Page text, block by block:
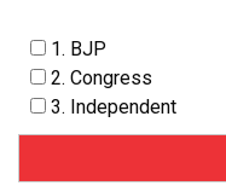
1. BJP
2. Congress
3. Independent